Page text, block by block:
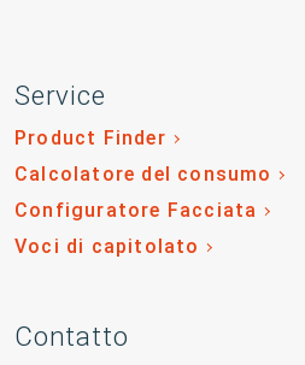
Service
Product Finder
Calcolatore del consumo
Configuratore Facciata
Voci di capitolato
Contatto